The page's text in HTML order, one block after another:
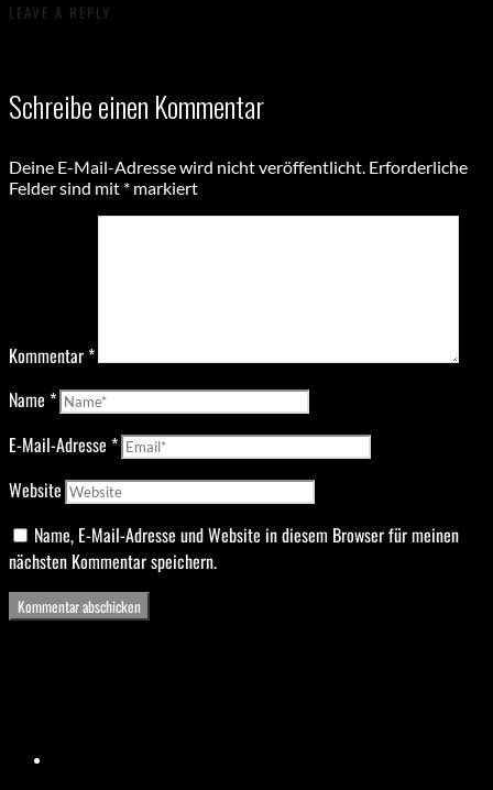
LEAVE A REPLY
Schreibe einen Kommentar
Deine E-Mail-Adresse wird nicht veröffentlicht. Erforderliche
Felder sind mit * markiert
Kommentar*
Name *
E-Mail-Adresse *
Website
Name, E-Mail-Adresse und Website in diesem Browser für meinen
nächsten Kommentar speichern.